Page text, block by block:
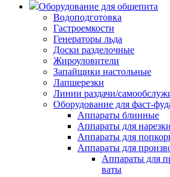
Оборудование для общепита
Водоподготовка
Гастроемкости
Генераторы льда
Доски разделочные
Жироуловители
Запайщики настольные
Лапшерезки
Линии раздачи/
Оборудование для фаст-
Аппараты блинные
Аппараты для
Аппараты для
Аппараты для
Аппараты для
ваты